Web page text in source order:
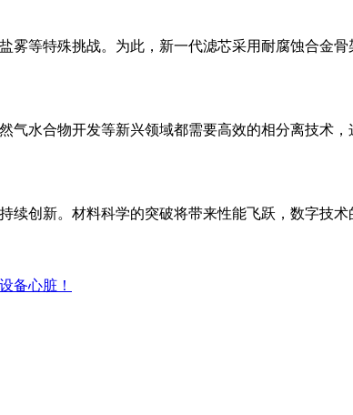
雾等特殊挑战。为此，新一代滤芯采用耐腐蚀合金
气水合物开发等新兴领域都需要高效的相分离技术
创新。材料科学的突破将带来性能飞跃，数字技
备心脏！